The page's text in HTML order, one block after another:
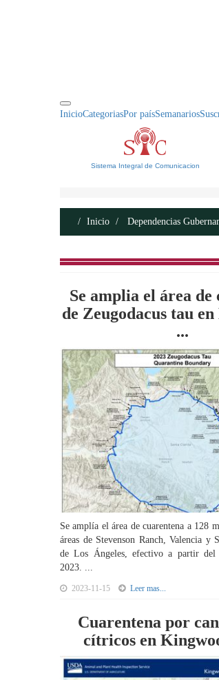
InicioCategoriasPor paísSemanarios
Sistema Integral de Comunicacion
Inicio Dependencias
Se amplia el área de
de Zeugodacus tau
...
Se amplía el área de cuarentena a 128
áreas de Stevenson Ranch, Valencia y
de Los Ángeles, efectivo a partir del
2023. ...
2023-11-15 Leer mas...
Cuarentena por
cítricos en